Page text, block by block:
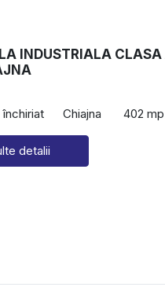
INDUSTRIALA CLASA
închiriat Chiajna 402 mp
detalii